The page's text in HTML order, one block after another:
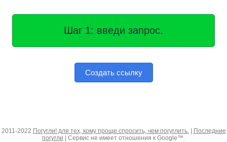
Шаг 1: введи запрос.
Создать ссылку
2011-2022 Погугли! для тех, кому проще спросить, чем погуглить.|
Последние
погугли | Сервис не имеет отношения к Google™.